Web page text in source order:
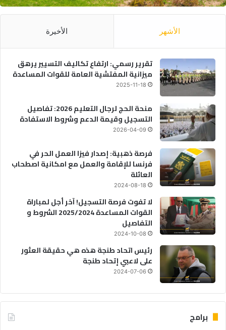
الأشهر الأخيرة
تقرير رسمي: ارتفاع تكاليف التسيير يرهق
ميزانية المفتشية العامة للقوات المساعدة
2025-11-18
منحة الحج لرجال التعليم 2026: تفاصيل
التسجيل وقيمة الدعم وشروط الاستفادة
2026-04-09
فرصة ذهبية: إصدار فيزا العمل الحر في
فرنسا للإقامة والعمل مع امكانية اصطحاب
العائلة
2024-08-18
لا تفوت فرصة التسجيل! آخر أجل لمباراة
القوات المساعدة 2025/2024 الشروط و
التفاصيل
2024-10-08
رئيس اتحاد طنجة هذه هي حقيقة العثور
على لاعبي إتحاد طنجة
2024-07-06
برامج